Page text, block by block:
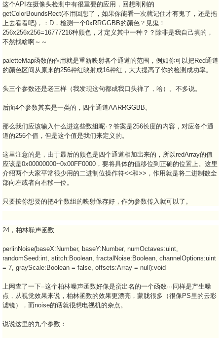
这个API在摄像头检测中有很重要的应用，回想刚刚的
getColorBoundsRect(不用回想了，如果你能看一次就记住才有鬼了，还是拖
上去看看吧)，：D，检测一个0xRRGGBB的颜色？见鬼！
256x256x256=16777216种颜色，才定义其中一种？？除非是我自己填的，
不然找啥啊～～
paletteMap函数的作用就是重新映射各个通道的范围，例如你可以把Red通道
的颜色区间从原来的256种红映射成16种红，大大提高了你的检测成功率。
头三个参数还是老三样（我发现这句都成我口头禅了，哈）。不多说。
后面4个参数其实是一类的，四个通道AARRGGBB。
那么我们应该输入什么进这些数组呢·？答案是256长度的内容，对应各个通
道的256个值，但是这个值是我们来定义的。
这里注意的是，由于最后的颜色是四个通道相加出来的，所以redArray的值
应该是0x00000000~0x00FF0000，要将具体的值移位到正确的位置上。这里
介绍两个大家平常很少用的二进制位操作符<<和>>，作用就是将二进制数全
部向左或者向右移一位。
只要按你想要的把4个数组的映射保存好，作为参数传入就可以了。
24，柏林噪声函数
perlinNoise(baseX:Number, baseY:Number, numOctaves:uint,
randomSeed:int, stitch:Boolean, fractalNoise:Boolean, channelOptions:uint
= 7, grayScale:Boolean = false, offsets:Array = null):void
上网查了一下··这个柏林噪声函数好像是蛮出名的一个函数···同样是产生噪
点，从视觉效果来说，柏林函数的效果更漂亮，蒙胧很多（很像PS里的云彩
滤镜），而noise的话就很想电视机的杂点。
说说这里的九个参数：